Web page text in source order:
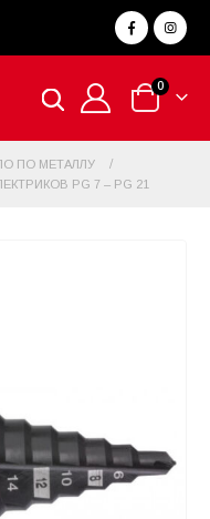
0
ПО МЕТАЛЛУ
PG 7 – PG 21